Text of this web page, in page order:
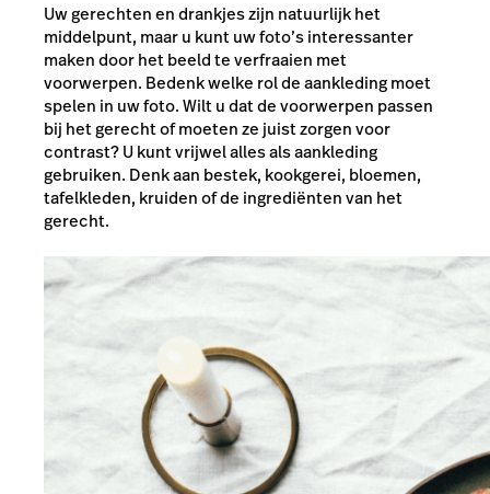
Uw gerechten en drankjes zijn natuurlijk het
middelpunt, maar u kunt uw foto’s interessanter
maken door het beeld te verfraaien met
voorwerpen. Bedenk welke rol de aankleding moet
spelen in uw foto. Wilt u dat de voorwerpen passen
bij het gerecht of moeten ze juist zorgen voor
contrast? U kunt vrijwel alles als aankleding
gebruiken. Denk aan bestek, kookgerei, bloemen,
tafelkleden, kruiden of de ingrediënten van het
gerecht.